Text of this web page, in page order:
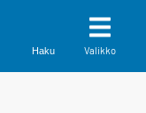
Haku Valikko